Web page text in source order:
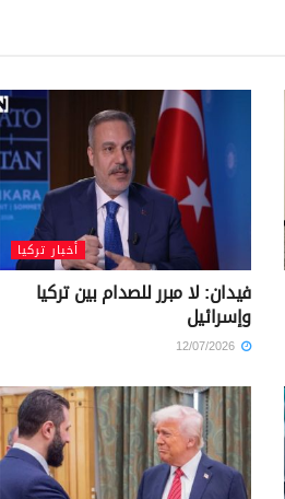
أخبار تركيا
فيدان: لا مبرر للصدام بين تركيا
وإسرائيل